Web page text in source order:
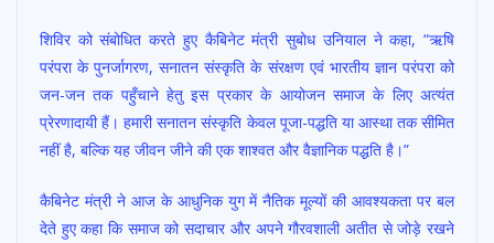
शिविर को संबोधित करते हुए कैबिनेट मंत्री सुबोध उनियाल ने कहा, “ऋषि
परंपरा के पुनर्जागरण, सनातन संस्कृति के संरक्षण एवं भारतीय ज्ञान परंपरा को
जन-जन तक पहुँचाने हेतु इस प्रकार के आयोजन समाज के लिए अत्यंत
प्रेरणादायी हैं। हमारी सनातन संस्कृति केवल पूजा-पद्धति या आस्था तक सीमित
नहीं है, बल्कि यह जीवन जीने की एक शाश्वत और वैज्ञानिक पद्धति है।”
कैबिनेट मंत्री ने आज के आधुनिक युग में नैतिक मूल्यों की आवश्यकता पर बल
देते हुए कहा कि समाज को सदाचार और अपने गौरवशाली अतीत से जोड़े रखने